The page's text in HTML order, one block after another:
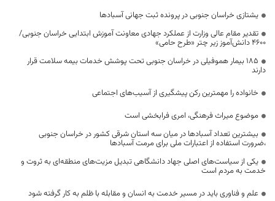
یشتازی خراسان جنوبی در پرونده ثبت جهانی آسبادها
تقدیر مقام عالی وزارت از عملکرد جهادی معاونت آموزش ابتدایی خراسان جنوبی/
۴۶۰۰ دانش‌آموز زیر چتر «طرح حامی»
۱۸۵ بیمار هموفیلی در خراسان جنوبی تحت پوشش خدمات بیمه سلامت قرار
دارند
خانواده را مهمترین رکن پیشگیری از آسیب‌های اجتماعی
موضوع میراث فرهنگی، امری فرابخشی است
بیشترین تعداد آسبادها در میان سه استان شرقی کشور در خراسان جنوبی
،ضرورت استفاده از اعتبارات ملی برای مرمت آسبادها
یکی از سیاست‌های اصلی جهاد دانشگاهی تبدیل مزیت‌های منطقه‌ای به ثروت و
خدمت به مردم است
علم و فناوری باید در مسیر خدمت به انسان و مقابله با ظلم به کار گرفته شود